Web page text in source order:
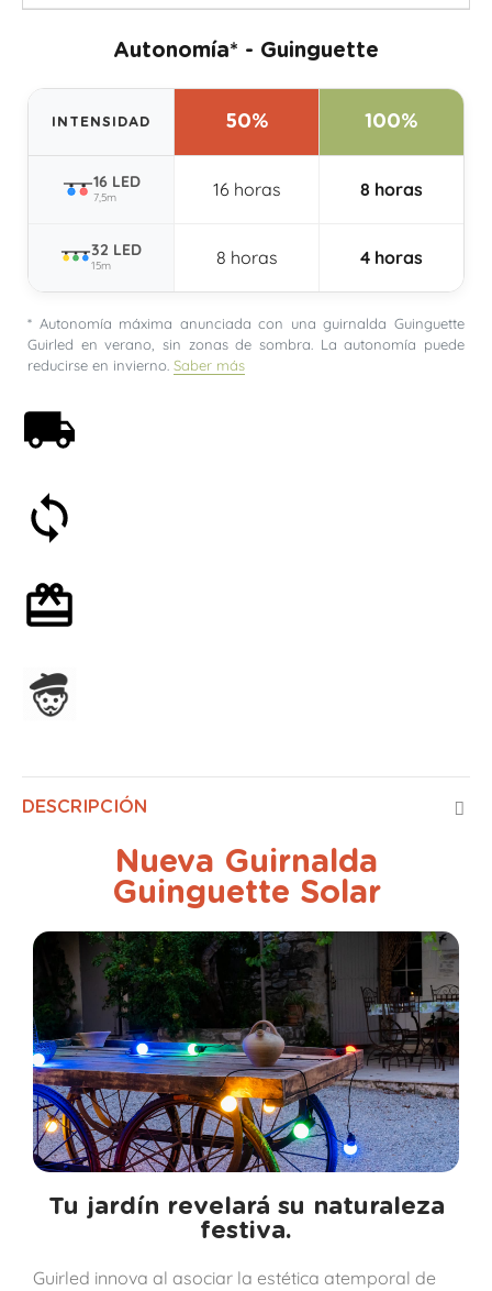
Autonomía* - Guinguette
INTENSIDAD 50% 100%
16 LED
7,5m 16 horas 8 horas
32 LED
15m 8 horas 4 horas
* Autonomía máxima anunciada con una guirnalda Guinguette
Guirled en verano, sin zonas de sombra. La autonomía puede
reducirse en invierno. Saber más
DESCRIPCIÓN
Nueva Guirnalda
Guinguette Solar
Tu jardín revelará su naturaleza
festiva.
Guirled innova al asociar la estética atemporal de